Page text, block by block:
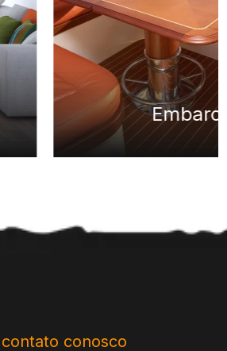
conosco